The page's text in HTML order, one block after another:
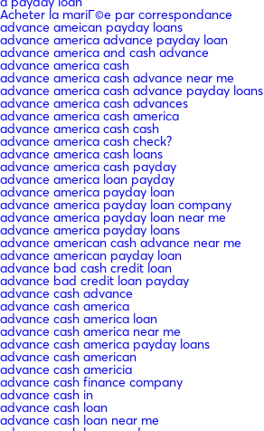
Acheter la mariГ©e par correspondance
advance ameican payday loans
advance america advance payday loan
advance america and cash advance
advance america cash
advance america cash advance near me
advance america cash advance payday loans
advance america cash advances
advance america cash america
advance america cash cash
advance america cash check?
advance america cash loans
advance america cash payday
advance america loan payday
advance america payday loan
advance america payday loan company
advance america payday loan near me
advance america payday loans
advance american cash advance near me
advance american payday loan
advance bad cash credit loan
advance bad credit loan payday
advance cash advance
advance cash america
advance cash america loan
advance cash america near me
advance cash america payday loans
advance cash american
advance cash americia
advance cash finance company
advance cash in
advance cash loan
advance cash loan near me